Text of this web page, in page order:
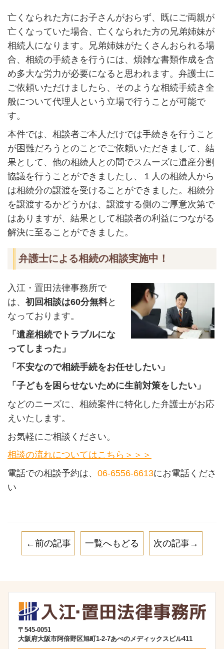
亡くなられた方にお子さんがおらず、既にご両親が
亡くなっていた場合、亡くなられた方の兄弟姉妹が
相続人になります。兄弟姉妹がたくさんおられる場
合、相続の手続きを行うには、煩雑な書類作成を含
め多大な労力が必要になると思われます。弁護士に
ご依頼いただけましたら、そのような相続手続き全
般について代理人という立場で行うことが可能で
す。
本件では、相談者ご本人だけでは手続きを行うこと
が困難だろうとのことでご依頼いただきまして、結
果として、他の相続人との間でスムーズに遺産分割
協議を行うことができましたし、１人の相続人から
は相続分の譲渡を受けることができました。相続分
を譲渡するかどうかは、譲渡する側のご厚意次第で
はありますが、結果として相談者の利益につながる
解決に至ることができました。
弁護士による相続の相談実施中！
入江・置田法律事務所で
は、 初回相談は60分無料と
なっております。
「遺産相続でトラブルにな
ってしまった」
「不安なので相続手続をお任せしたい」
「子どもを困らせないために生前対策をしたい」
などのニーズに、相続案件に特化した弁護士がお応
えいたします。
お気軽にご相談ください。
相談の流れについてはこちら＞＞＞
電話での相談予約は、 06-6556-6613にお電話くださ
い
←前の記事 一覧へもどる 次の記事→
〒545-0051
大阪府大阪市阿倍野区旭町1-2-7あべのメディックスビル411